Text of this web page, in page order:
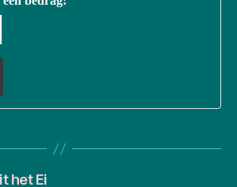
het Ei